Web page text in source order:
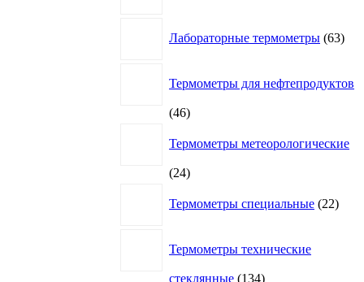
Лабораторные термометры 63
Термометры для нефтепродуктов
4646
Термометры метеорологические
2424
Термометры специальные 22
Термометры технические
стеклянные 134134